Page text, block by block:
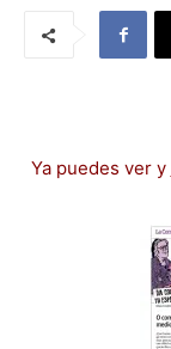
Ya puedes ver y